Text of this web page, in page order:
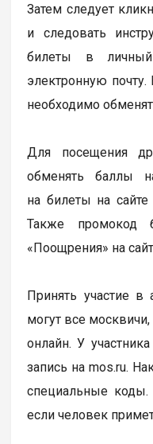
Затем следует
и следовать
билеты в
электронную
необходимо
Для посещения
обменять баллы
на билеты на
Также промокод
«Поощрения» на
Принять участие в
могут все
онлайн. У
запись на mos.ru.
специальные коды.
если человек